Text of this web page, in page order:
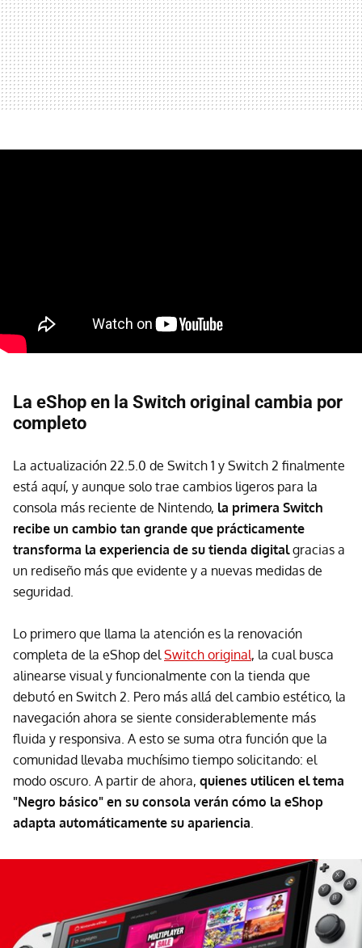
La eShop en la Switch original cambia por
completo
La actualización 22.5.0 de Switch 1 y Switch 2 finalmente
está aquí, y aunque solo trae cambios ligeros para la
consola más reciente de Nintendo, la primera Switch
recibe un cambio tan grande que prácticamente
transforma la experiencia de su tienda digitalgracias a
un rediseño más que evidente y a nuevas medidas de
seguridad.
Lo primero que llama la atención es la renovación
completa de la eShop delSwitch original, la cual busca
alinearse visual y funcionalmente con la tienda que
debutó en Switch 2. Pero más allá del cambio estético, la
navegación ahora se siente considerablemente más
fluida y responsiva. A esto se suma otra función que la
comunidad llevaba muchísimo tiempo solicitando: el
modo oscuro. A partir de ahora, quienes utilicen el tema
"Negro básico" en su consola verán cómo la eShop
adapta automáticamente su apariencia.